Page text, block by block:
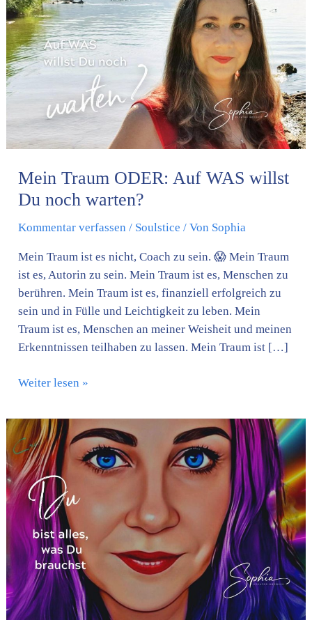
Mein Traum ODER: Auf WAS willst
Du noch warten?
Kommentar verfassen / Soulstice / Von Sophia
Mein Traum ist es nicht, Coach zu sein. 😱 Mein Traum
ist es, Autorin zu sein. Mein Traum ist es, Menschen zu
berühren. Mein Traum ist es, finanziell erfolgreich zu
sein und in Fülle und Leichtigkeit zu leben. Mein
Traum ist es, Menschen an meiner Weisheit und meinen
Erkenntnissen teilhaben zu lassen. Mein Traum ist […]
ODER:
Auf
WAS
willst
warten?
Weiter lesen »
Was
macht
Ihr
da
eigentlich?
Oder:
Wenn
ich
das
jetzt
poste,